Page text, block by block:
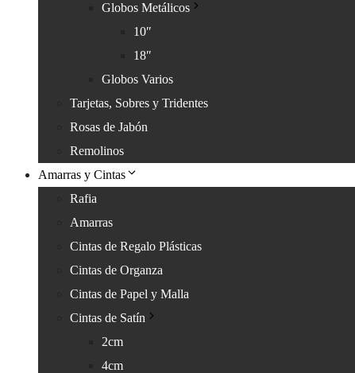
Globos Metálicos
10″
18″
Globos Varios
Tarjetas, Sobres y Tridentes
Rosas de Jabón
Remolinos
Amarras y Cintas
Rafia
Amarras
Cintas de Regalo Plásticas
Cintas de Organza
Cintas de Papel y Malla
Cintas de Satín
2cm
4cm